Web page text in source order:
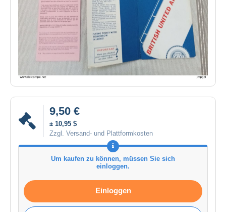
9,50 €
± 10,95 $
Zzgl. Versand- und Plattformkosten
Um kaufen zu können, müssen Sie sich
einloggen.
Einloggen